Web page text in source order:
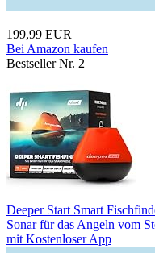
199,99 EUR
Bei Amazon kaufen
Bestseller Nr. 2
Deeper Start Smart
Sonar für das Angeln vom
mit Kostenloser App